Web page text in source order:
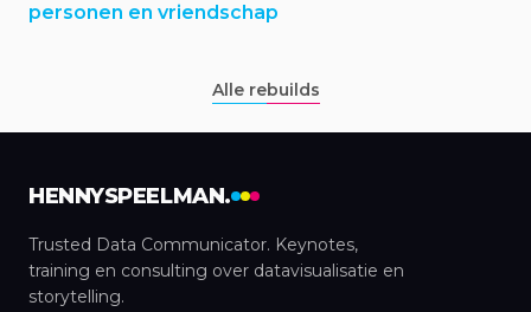
personen en vriendschap
Alle rebuilds
HENNYSPEELMAN.
Trusted Data Communicator. Keynotes,
training en consulting over datavisualisatie en
storytelling.